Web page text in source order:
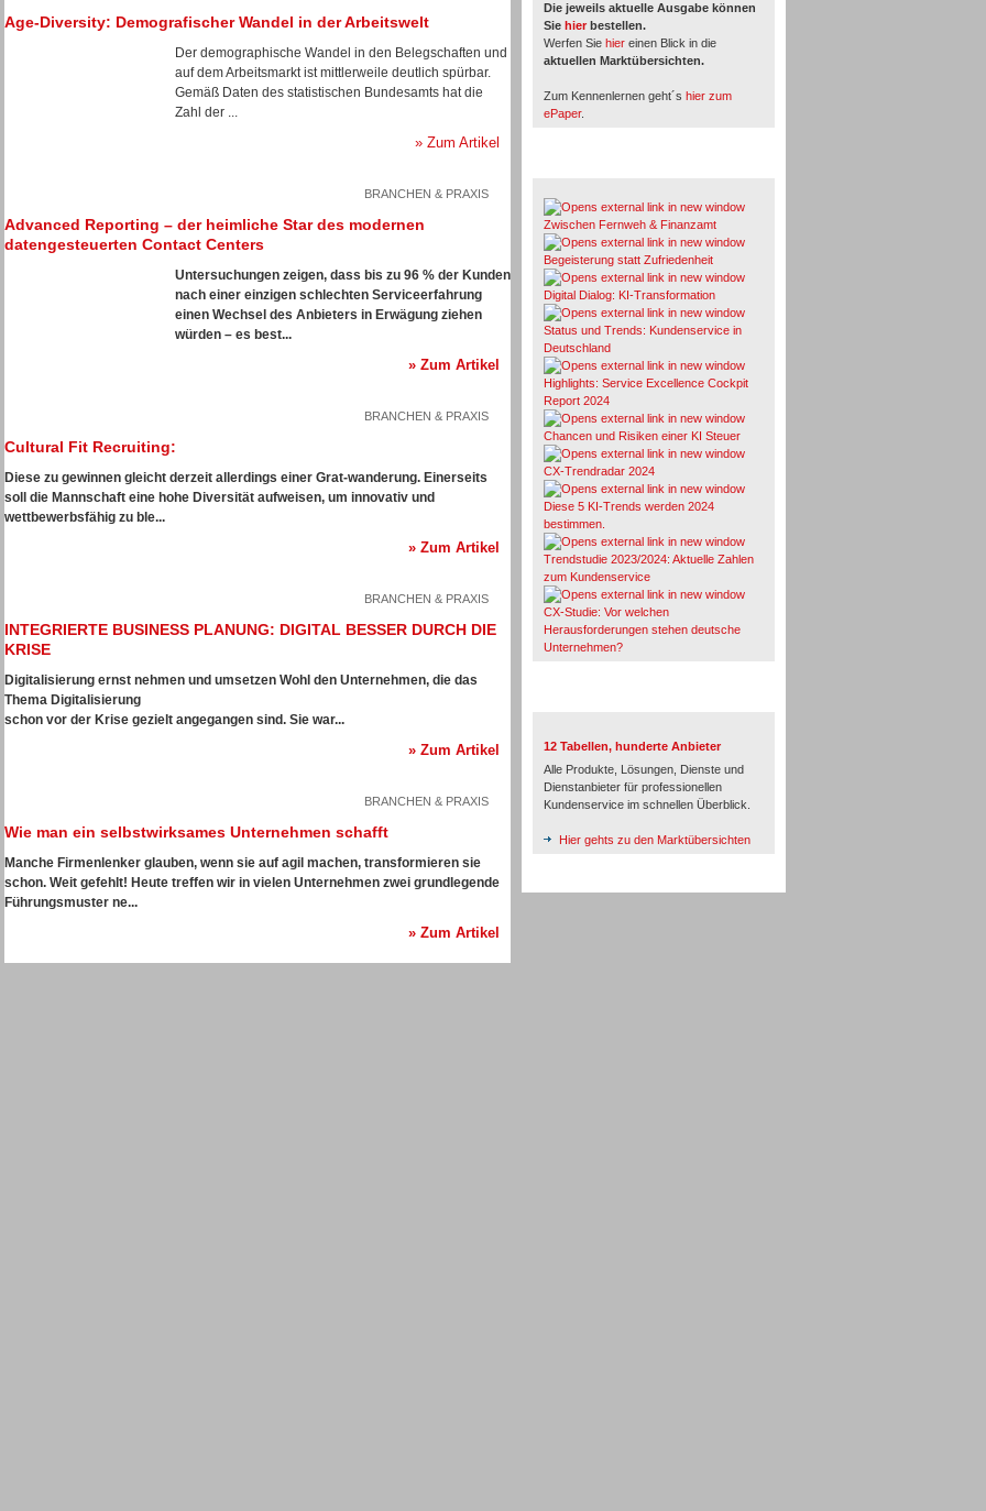
Age-Diversity: Demografischer Wandel in der Arbeitswelt
Der demographische Wandel in den Belegschaften und
auf dem Arbeitsmarkt ist mittlerweile deutlich spürbar.
Gemäß Daten des statistischen Bundesamts hat die
Zahl der ...
» Zum Artikel
BRANCHEN & PRAXIS
Advanced Reporting – der heimliche Star des modernen
datengesteuerten Contact Centers
Untersuchungen zeigen, dass bis zu 96 % der Kunden
nach einer einzigen schlechten Serviceerfahrung
einen Wechsel des Anbieters in Erwägung ziehen
würden – es best...
» Zum Artikel
BRANCHEN & PRAXIS
Cultural Fit Recruiting:
Diese zu gewinnen gleicht derzeit allerdings einer Grat-wanderung. Einerseits
soll die Mannschaft eine hohe Diversität aufweisen, um innovativ und
wettbewerbsfähig zu ble...
» Zum Artikel
BRANCHEN & PRAXIS
INTEGRIERTE BUSINESS PLANUNG: DIGITAL BESSER DURCH DIE
KRISE
Digitalisierung ernst nehmen und umsetzen Wohl den Unternehmen, die das
Thema Digitalisierung
schon vor der Krise gezielt angegangen sind. Sie war...
» Zum Artikel
BRANCHEN & PRAXIS
Wie man ein selbstwirksames Unternehmen schafft
Manche Firmenlenker glauben, wenn sie auf agil machen, transformieren sie
schon. Weit gefehlt! Heute treffen wir in vielen Unternehmen zwei grundlegende
Führungsmuster ne...
» Zum Artikel
Die jeweils aktuelle Ausgabe können
Sie hier bestellen.
Werfen Sie hier einen Blick in die
aktuellen Marktübersichten.
Zum Kennenlernen geht´s hier zum
ePaper.
Zwischen Fernweh & Finanzamt
Begeisterung statt Zufriedenheit
Digital Dialog: KI-Transformation
Status und Trends: Kundenservice in
Deutschland
Highlights: Service Excellence Cockpit
Report 2024
Chancen und Risiken einer KI Steuer
CX-Trendradar 2024
Diese 5 KI-Trends werden 2024
bestimmen.
Trendstudie 2023/2024: Aktuelle Zahlen
zum Kundenservice
CX-Studie: Vor welchen
Herausforderungen stehen deutsche
Unternehmen?
12 Tabellen, hunderte Anbieter
Alle Produkte, Lösungen, Dienste und
Dienstanbieter für professionellen
Kundenservice im schnellen Überblick.
Hier gehts zu den Marktübersichten